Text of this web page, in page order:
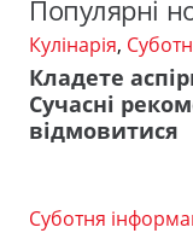
Популярні
Кулінарія,
Кладете
Сучасні
відмовитися
Суботня